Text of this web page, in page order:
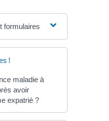
formulaires
!
maladie à
avoir
expatrié ?